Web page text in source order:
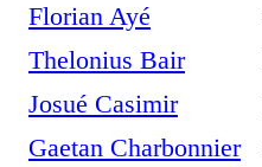
Florian Ayé
Thelonius Bair
Josué Casimir
Gaetan Charbonnier